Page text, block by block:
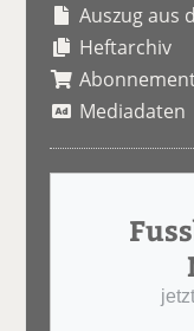
Auszug aus
Heftarchiv
Mediadaten